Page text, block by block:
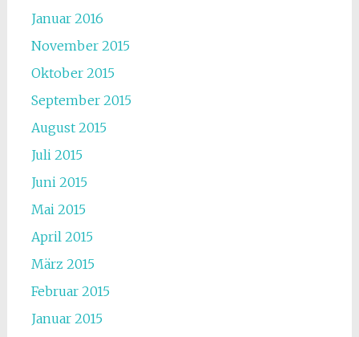
Januar 2016
November 2015
Oktober 2015
September 2015
August 2015
Juli 2015
Juni 2015
Mai 2015
April 2015
März 2015
Februar 2015
Januar 2015